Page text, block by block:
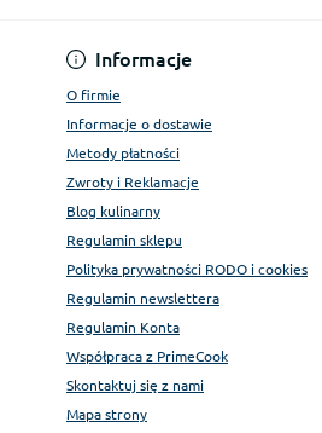
Informacje
O firmie
Informacje o dostawie
Metody płatności
Zwroty i Reklamacje
Blog kulinarny
Regulamin sklepu
Polityka prywatności RODO i cookies
Regulamin newslettera
Regulamin Konta
Współpraca z PrimeCook
Skontaktuj się z nami
Mapa strony